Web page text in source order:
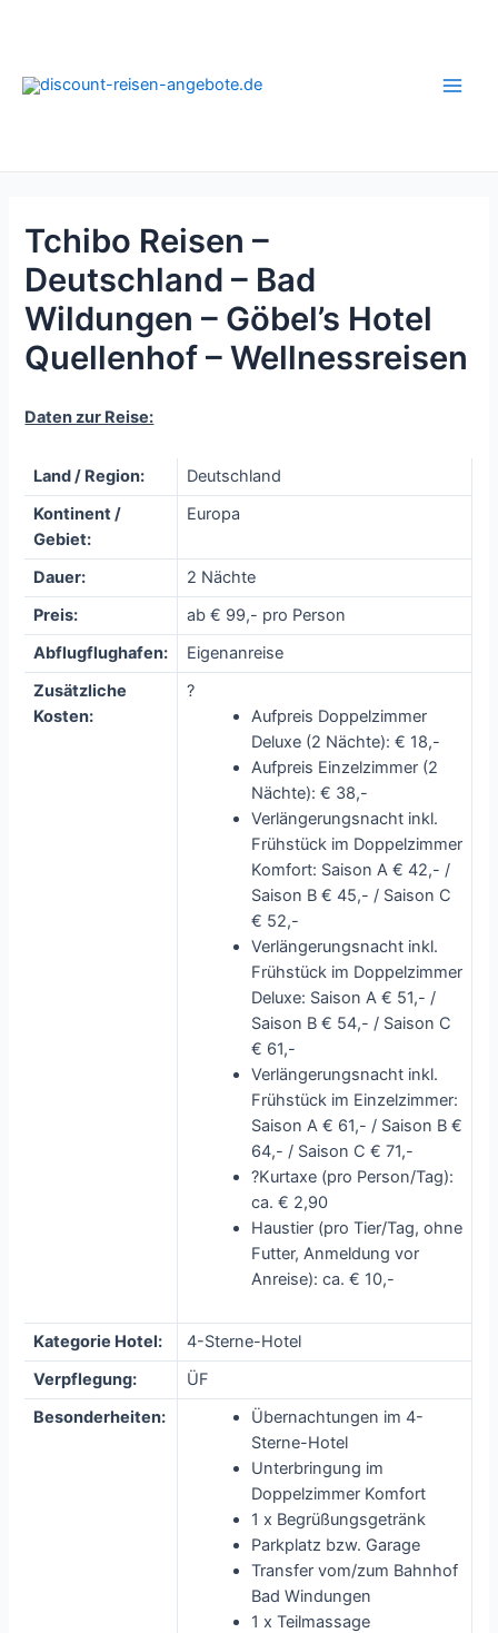
Tchibo Reisen –
Deutschland – Bad
Wildungen – Göbel’s Hotel
Quellenhof – Wellnessreisen
Daten zur Reise:
Land / Region:
Deutschland
Kontinent /
Gebiet:
Europa
Dauer:
2 Nächte
Preis:
ab € 99,- pro Person
Abflugflughafen:
Eigenanreise
Zusätzliche
Kosten:
?
Aufpreis Doppelzimmer
Deluxe (2 Nächte): € 18,-
Aufpreis Einzelzimmer (2
Nächte): € 38,-
Verlängerungsnacht inkl.
Frühstück im Doppelzimmer
Komfort: Saison A € 42,- /
Saison B € 45,- / Saison C
€ 52,-
Verlängerungsnacht inkl.
Frühstück im Doppelzimmer
Deluxe: Saison A € 51,- /
Saison B € 54,- / Saison C
€ 61,-
Verlängerungsnacht inkl.
Frühstück im Einzelzimmer:
Saison A € 61,- / Saison B €
64,- / Saison C € 71,-
?Kurtaxe (pro Person/Tag):
ca. € 2,90
Haustier (pro Tier/Tag, ohne
Futter, Anmeldung vor
Anreise): ca. € 10,-
Kategorie Hotel:
4-Sterne-Hotel
Verpflegung:
ÜF
Besonderheiten:
Übernachtungen im 4-
Sterne-Hotel
Unterbringung im
Doppelzimmer Komfort
1 x Begrüßungsgetränk
Parkplatz bzw. Garage
Transfer vom/zum Bahnhof
Bad Windungen
1 x Teilmassage